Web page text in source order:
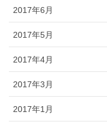
2017年6月
2017年5月
2017年4月
2017年3月
2017年1月